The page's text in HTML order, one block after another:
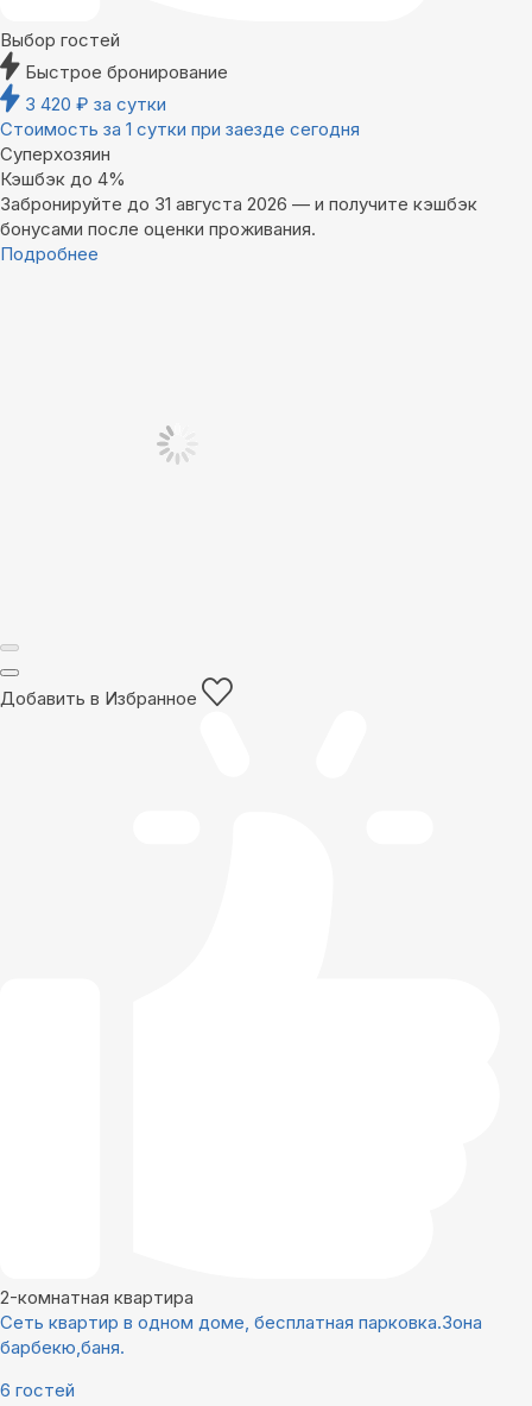
Выбор гостей
Быстрое бронирование
3 420 ₽ за сутки
Стоимость за 1 сутки при заезде сегодня
Суперхозяин
Кэшбэк до 4%
Забронируйте до 31 августа 2026 — и получите кэшбэк
бонусами после оценки проживания.
Подробнее
Добавить в Избранное
2-комнатная квартира
Сеть квартир в одном доме, бесплатная парковка.Зона
барбекю,баня.
6 гостей